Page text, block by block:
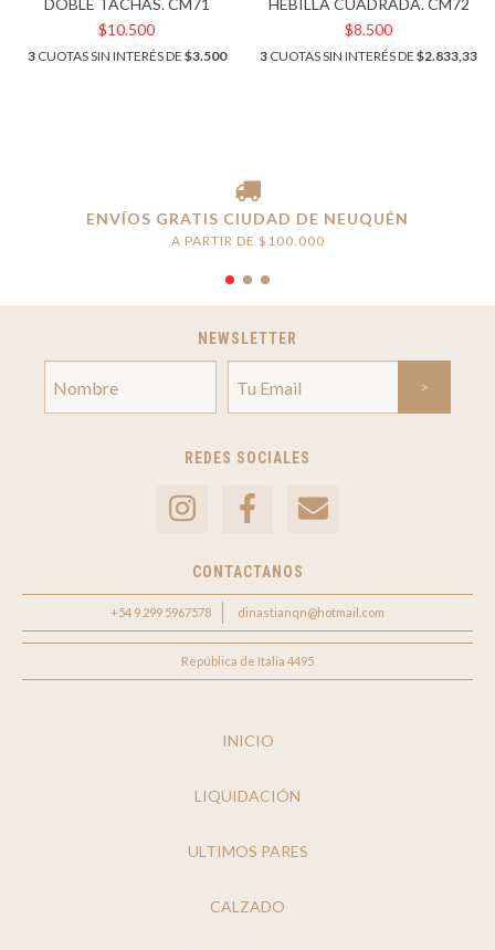
DOBLE TACHAS. CM71
$10.500
3CUOTAS SIN INTERÉS DE $3.500
HEBILLA CUADRADA. CM72
$8.500
3 CUOTAS SIN INTERÉS DE $2.833,33
ENVÍOS GRATIS CIUDAD DE NEUQUÉN
A PARTIR DE $100.000
NEWSLETTER
REDES SOCIALES
CONTACTANOS
+54 9 299 5967578 dinastianqn@hotmail.com
República de Italia 4495
INICIO
LIQUIDACIÓN
ULTIMOS PARES
CALZADO